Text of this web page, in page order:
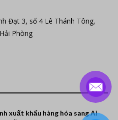
Đạt 3, số 4 Lê Thánh Tông,
Phòng
xuất khẩu hàng hóa sang Ai